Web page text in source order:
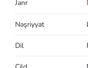
Janr
Nəşriyyat
Dil